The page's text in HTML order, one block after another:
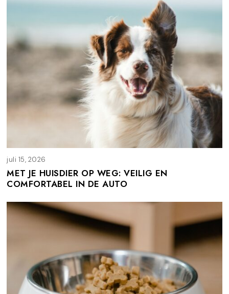
juli 15, 2026
u
l
i
5
,
2
MET JE HUISDIER OP WEG: VEILIG EN
COMFORTABEL IN DE AUTO